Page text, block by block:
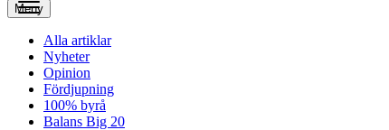
Meny
Alla artiklar
Nyheter
Opinion
Fördjupning
100% byrå
Balans Big 20